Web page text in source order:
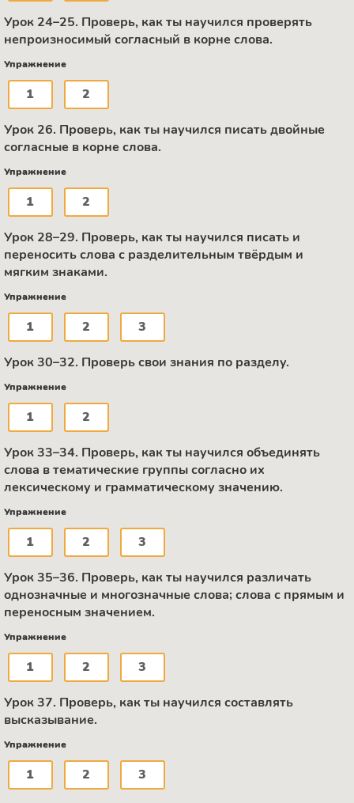
Урок 24–25. Проверь, как ты научился проверять
непроизносимый согласный в корне слова.
Упражнение
1 2
Урок 26. Проверь, как ты научился писать двойные
согласные в корне слова.
Упражнение
1 2
Урок 28–29. Проверь, как ты научился писать и
переносить слова с разделительным твёрдым и
мягким знаками.
Упражнение
1 2 3
Урок 30–32. Проверь свои знания по разделу.
Упражнение
1 2
Урок 33–34. Проверь, как ты научился объединять
слова в тематические группы согласно их
лексическому и грамматическому значению.
Упражнение
1 2 3
Урок 35–36. Проверь, как ты научился различать
однозначные и многозначные слова; слова с прямым и
переносным значением.
Упражнение
1 2 3
Урок 37. Проверь, как ты научился составлять
высказывание.
Упражнение
1 2 3